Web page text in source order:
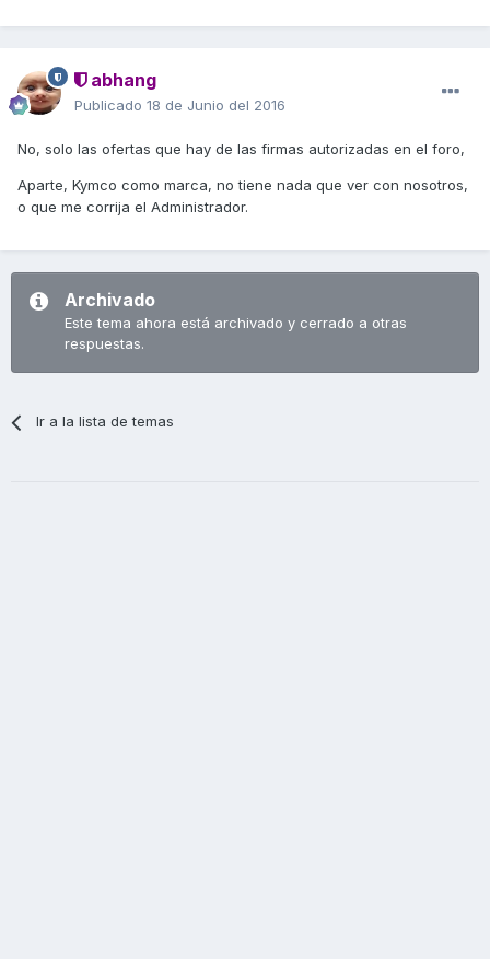
abhang
Publicado 18 de Junio del 2016
No, solo las ofertas que hay de las firmas autorizadas en el foro,
Aparte, Kymco como marca, no tiene nada que ver con nosotros,
o que me corrija el Administrador.
Archivado
Este tema ahora está archivado y cerrado a otras
respuestas.
Ir a la lista de temas